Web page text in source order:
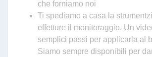
che forniamo noi
Ti spediamo a casa la
effetture il monitoraggio. Un
semplici passi per applicarla al
Siamo sempre disponibili per